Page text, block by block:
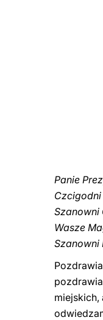
Panie
Czcigodni
Szanowni
Wasze
Szanowni
miejskich,